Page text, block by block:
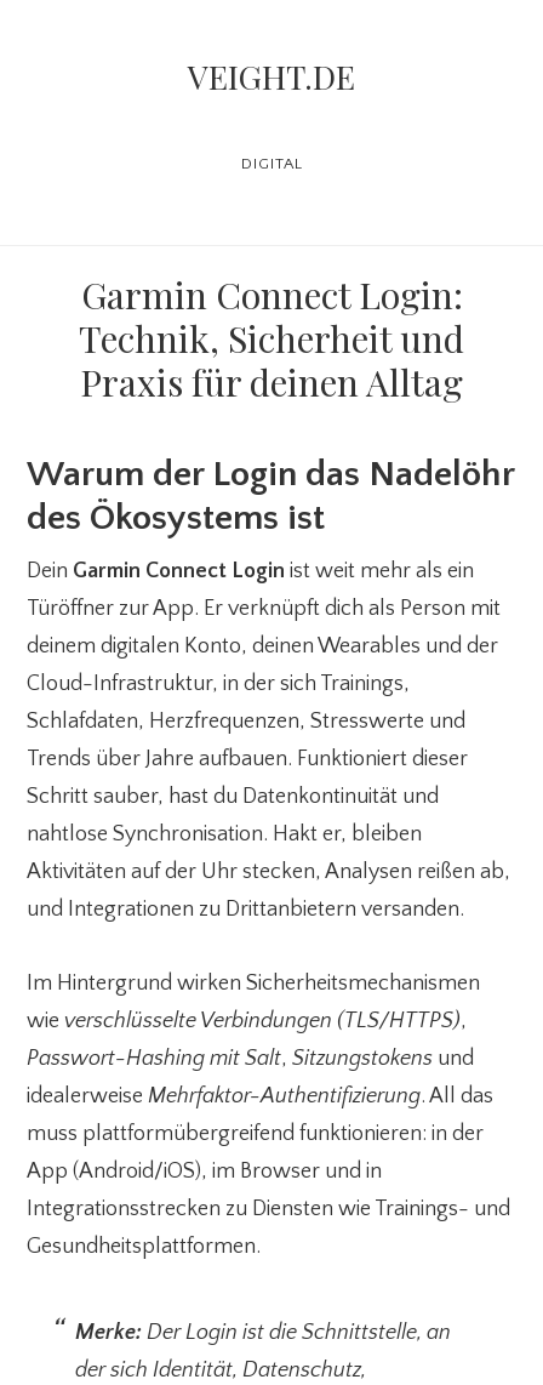
VEIGHT.DE
DIGITAL
Garmin Connect Login:
Technik, Sicherheit und
Praxis für deinen Alltag
Warum der Login das Nadelöhr
des Ökosystems ist
Dein Garmin Connect Login ist weit mehr als ein
Türöffner zur App. Er verknüpft dich als Person mit
deinem digitalen Konto, deinen Wearables und der
Cloud-Infrastruktur, in der sich Trainings,
Schlafdaten, Herzfrequenzen, Stresswerte und
Trends über Jahre aufbauen. Funktioniert dieser
Schritt sauber, hast du Datenkontinuität und
nahtlose Synchronisation. Hakt er, bleiben
Aktivitäten auf der Uhr stecken, Analysen reißen ab,
und Integrationen zu Drittanbietern versanden.
Im Hintergrund wirken Sicherheitsmechanismen
wie verschlüsselte Verbindungen (TLS/HTTPS),
Passwort-Hashing mit Salt,Sitzungstokens und
idealerweiseMehrfaktor-Authentifizierung. All das
muss plattformübergreifend funktionieren: in der
App (Android/iOS), im Browser und in
Integrationsstrecken zu Diensten wie Trainings- und
Gesundheitsplattformen.
Merke: Der Login ist die Schnittstelle, an
der sich Identität, Datenschutz,